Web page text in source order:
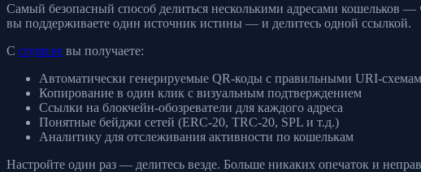
Самый безопасный способ делиться несколькими адресами кошельков —
вы поддерживаете один источник истины — и делитесь одной ссылкой.
С cryptr.ee вы получаете:
Автоматически генерируемые QR-коды с правильными URI-
Копирование в один клик с визуальным подтверждением
Ссылки на блокчейн-обозреватели для каждого адреса
Понятные бейджи сетей (ERC-20, TRC-20, SPL и т.д.)
Аналитику для отслеживания активности по кошелькам
Настройте один раз — делитесь везде. Больше никаких опечаток и